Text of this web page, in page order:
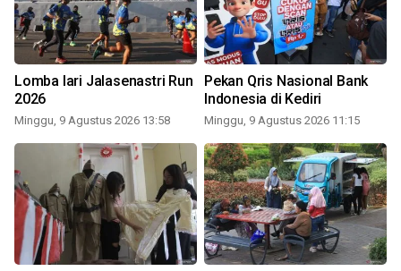
Lomba lari Jalasenastri Run
2026
Minggu, 9 Agustus 2026 13:58
Pekan Qris Nasional Bank
Indonesia di Kediri
Minggu, 9 Agustus 2026 11:15